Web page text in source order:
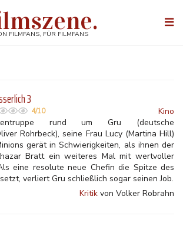
FILMFANS, FÜR FILMFANS
3
4/10
Kino
rund um Gru (deutsche
Rohrbeck), seine Frau Lucy (Martina Hill)
gerät in Schwierigkeiten, als ihnen der
Bratt ein weiteres Mal mit wertvoller
eine resolute neue Chefin die Spitze des
verliert Gru schließlich sogar seinen Job.
Kritik von Volker Robrahn